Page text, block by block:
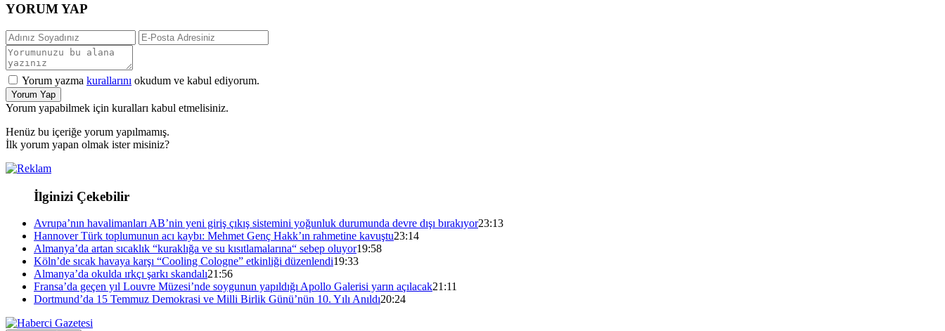
YORUM YAP
Yorum yazma kurallarını okudum ve kabul ediyorum.
Yorum Yap
Yorum yapabilmek için kuralları kabul etmelisiniz.
Henüz bu içeriğe yorum yapılmamış.
İlk yorum yapan olmak ister misiniz?
İlginizi Çekebilir
Avrupa’nın havalimanları AB’nin yeni giriş çıkış sistemini yoğunluk durumunda devre dışı bırakıyor23:13
Hannover Türk toplumunun acı kaybı: Mehmet Genç Hakk’ın rahmetine kavuştu23:14
Almanya’da artan sıcaklık “kuraklığa ve su kısıtlamalarına“ sebep oluyor19:58
Köln’de sıcak havaya karşı “Cooling Cologne” etkinliği düzenlendi19:33
Almanya’da okulda ırkçı şarkı skandalı21:56
Fransa’da geçen yıl Louvre Müzesi’nde soygunun yapıldığı Apollo Galerisi yarın açılacak21:11
Dortmund’da 15 Temmuz Demokrasi ve Milli Birlik Günü’nün 10. Yılı Anıldı20:24